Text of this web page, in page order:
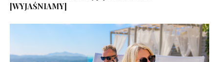
[WYJAŚNIAMY]